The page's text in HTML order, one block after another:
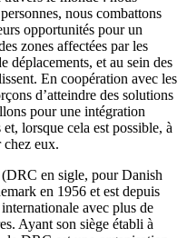
nous combattons
opportunités pour un
zones affectées par les
déplacements, et au sein des
En coopération avec les
d’atteindre des solutions
pour une intégration
lorsque cela est possible, à
chez eux.
en sigle, pour Danish
en 1956 et est depuis
avec plus de
Ayant son siège établi à